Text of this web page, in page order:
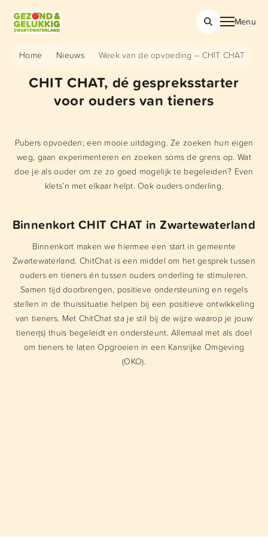
Menu
Home Nieuws Week van de opvoeding – CHIT CHAT
CHIT CHAT, dé gespreksstarter
voor ouders van tieners
Pubers opvoeden; een mooie uitdaging. Ze zoeken hun eigen
weg, gaan experimenteren en zoeken soms de grens op. Wat
doe je als ouder om ze zo goed mogelijk te begeleiden? Even
klets’n met elkaar helpt. Ook ouders onderling.
Binnenkort CHIT CHAT in Zwartewaterland
Binnenkort maken we hiermee een start in gemeente
Zwartewaterland. ChitChat is een middel om het gesprek tussen
ouders en tieners én tussen ouders onderling te stimuleren.
Samen tijd doorbrengen, positieve ondersteuning en regels
stellen in de thuissituatie helpen bij een positieve ontwikkeling
van tieners. Met ChitChat sta je stil bij de wijze waarop je jouw
tiener(s) thuis begeleidt en ondersteunt. Allemaal met als doel
om tieners te laten Opgroeien in een Kansrijke Omgeving
(OKO).